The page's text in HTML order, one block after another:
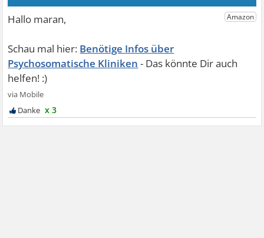
Benötige Infos über
Psychosomatische Kliniken
x 3